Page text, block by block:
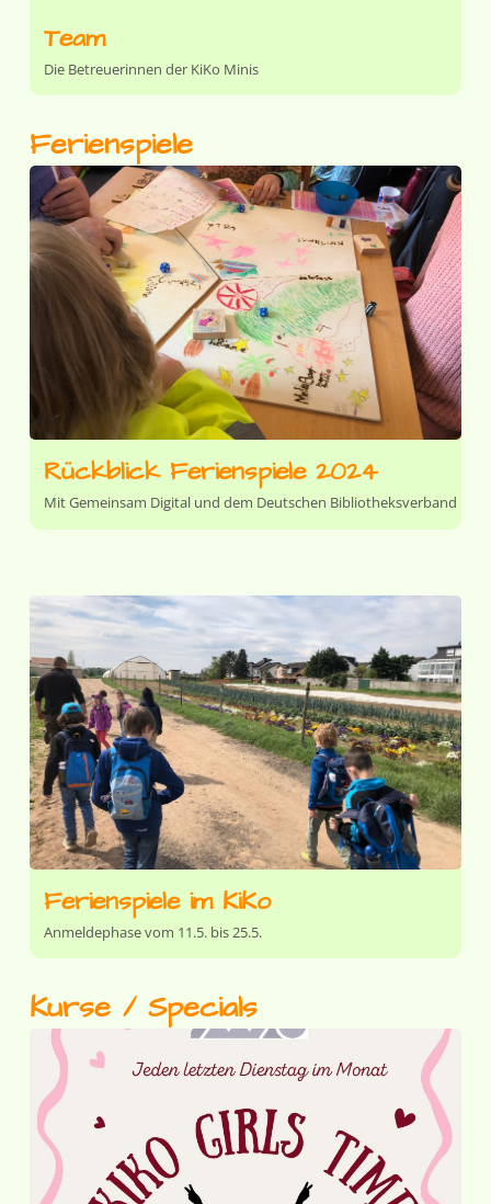
Team
Die Betreuerinnen der KiKo Minis
Ferienspiele
Rückblick Ferienspiele 2024
Mit Gemeinsam Digital und dem Deutschen Bibliotheksverband
Ferienspiele im KiKo
Anmeldephase vom 11.5. bis 25.5.
Kurse / Specials